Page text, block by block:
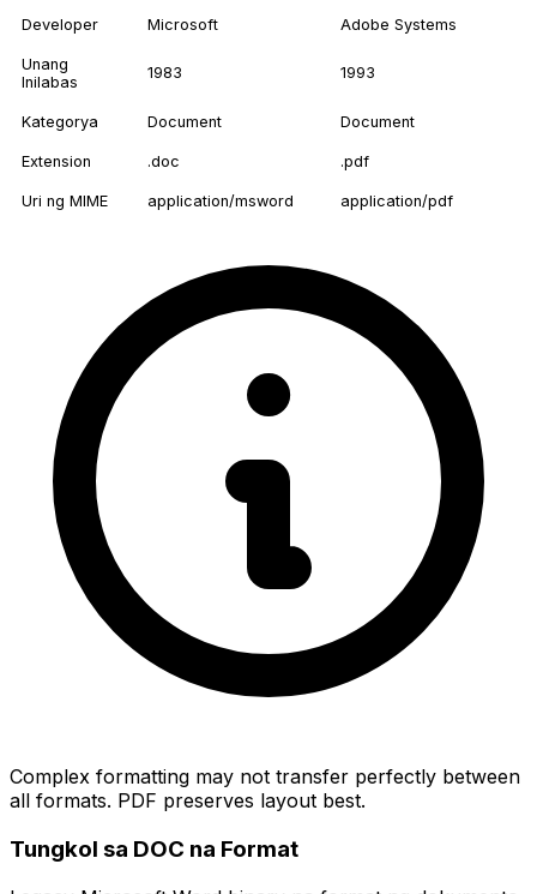
Developer Microsoft Adobe Systems
Unang
Inilabas
1983 1993
Kategorya Document Document
Extension .doc .pdf
Uri ng MIME application/msword application/pdf
Complex formatting may not transfer perfectly between
all formats. PDF preserves layout best.
Tungkol sa DOC na Format